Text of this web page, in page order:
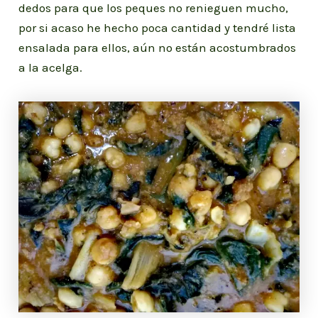
dedos para que los peques no renieguen mucho,
por si acaso he hecho poca cantidad y tendré lista
ensalada para ellos, aún no están acostumbrados
a la acelga.